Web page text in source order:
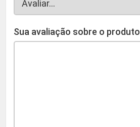
Sua avaliação sobre o produto